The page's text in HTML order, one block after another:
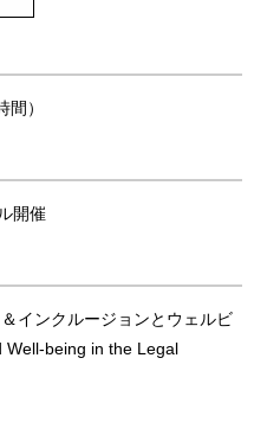
）
開催
インクルージョンとウェルビ
Well-being in the Legal